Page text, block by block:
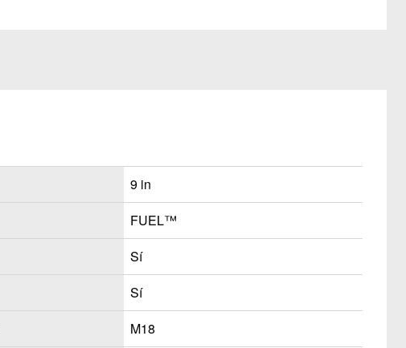
9 in
FUEL™
Sí
Sí
M18